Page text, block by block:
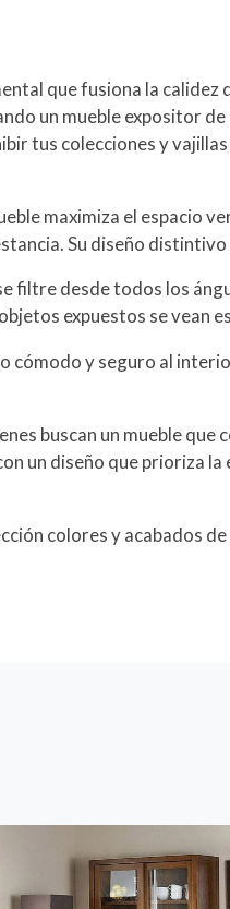
que fusiona la calidez
un mueble expositor
tus colecciones y
maximiza el espacio
Su diseño distintivo
filtre desde todos los
expuestos se vean
cómodo y seguro al
buscan un mueble que
un diseño que prioriza la
colores y acabados